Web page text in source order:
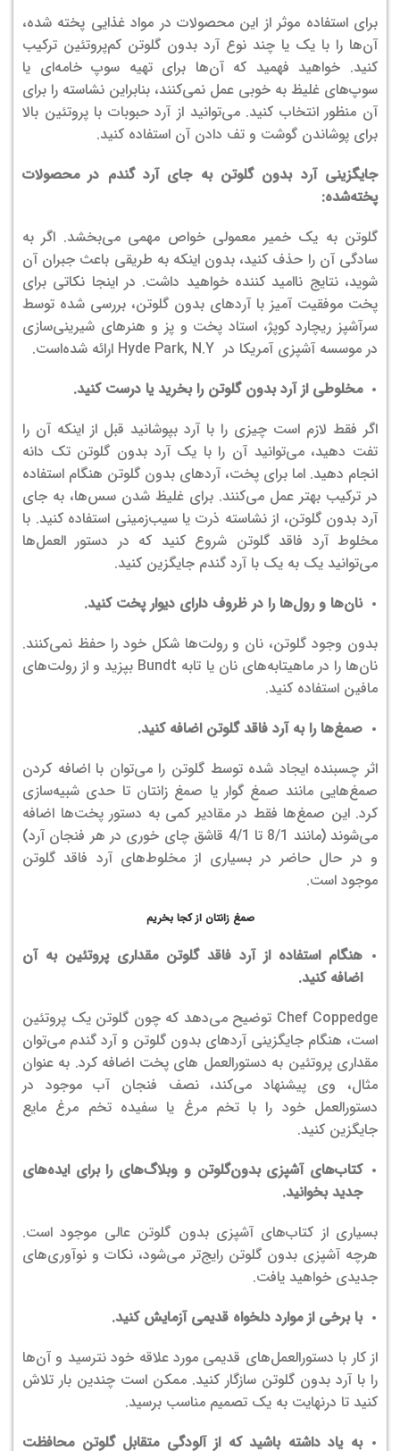
برای استفاده موثر از این محصولات در مواد غذایی پخته شده،
آن‌ها را با یک یا چند نوع آرد بدون گلوتن کم‌پروتئین ترکیب
کنید. خواهید فهمید که آن‌ها برای تهیه سوپ خامه‌ای یا
سوپ‌های غلیظ به خوبی عمل نمی‌کنند، بنابراین نشاسته را برای
آن منظور انتخاب کنید. می‌توانید از آرد حبوبات با پروتئین بالا
برای پوشاندن گوشت و تف دادن آن استفاده کنید.
جایگزینی آرد بدون گلوتن به جای آرد گندم در محصولات
پخته‌شده:
گلوتن به یک خمیر معمولی خواص مهمی می‌بخشد. اگر به
سادگی آن را حذف کنید، بدون اینکه به طریقی باعث جبران آن
شوید، نتایج ناامید کننده خواهید داشت. در اینجا نکاتی برای
پخت موفقیت آمیز با آردهای بدون گلوتن، بررسی شده توسط
سرآشپز ریچارد کوپژ، استاد پخت و پز و هنرهای شیرینی‌سازی
در موسسه آشپزی آمریکا در Hyde Park, N.Y ارائه شده‌است.
مخلوطی از آرد بدون گلوتن را بخرید یا درست کنید.
اگر فقط لازم است چیزی را با آرد بپوشانید قبل از اینکه آن را
تفت دهید، می‌توانید آن را با یک آرد بدون گلوتن تک دانه
انجام دهید. اما برای پخت، آردهای بدون گلوتن هنگام استفاده
در ترکیب بهتر عمل می‌کنند. برای غلیظ شدن سس‌ها، به جای
آرد بدون گلوتن، از نشاسته ذرت یا سیب‌زمینی استفاده کنید. با
مخلوط آرد فاقد گلوتن شروع کنید که در دستور العمل‌ها
می‌توانید یک به یک با آرد گندم جایگزین کنید.
نان‌ها و رول‌ها را در ظروف دارای دیوار پخت کنید.
بدون وجود گلوتن، نان و رولت‌ها شکل خود را حفظ نمی‌کنند.
نان‌ها را در ماهیتابه‌های نان یا تابه Bundt بپزید و از رولت‌های
مافین استفاده کنید.
صمغ‌ها را به آرد فاقد گلوتن اضافه کنید.
اثر چسبنده ایجاد شده توسط گلوتن را می‌توان با اضافه کردن
صمغ‌هایی مانند صمغ گوار یا صمغ زانتان تا حدی شبیه‌سازی
کرد. این صمغ‌ها فقط در مقادیر کمی به دستور پخت‌ها اضافه
می‌شوند (مانند 8/1 تا 4/1 قاشق چای خوری در هر فنجان آرد)
و در حال حاضر در بسیاری از مخلوط‌های آرد فاقد گلوتن
موجود است.
صمغ زانتان از کجا بخریم
هنگام استفاده از آرد فاقد گلوتن مقداری پروتئین به آن
اضافه کنید.
Chef Coppedge توضیح می‌دهد که چون گلوتن یک پروتئین
است، هنگام جایگزینی آردهای بدون گلوتن و آرد گندم می‌توان
مقداری پروتئین به دستور‌العمل های پخت اضافه کرد. به عنوان
مثال، وی پیشنهاد می‌کند، نصف فنجان آب موجود در
دستور‌العمل خود را با تخم مرغ یا سفیده تخم مرغ مایع
جایگزین کنید.
کتاب‌های آشپزی بدون‌گلوتن و وبلاگ‌های را برای ایده‌های
جدید بخوانید.
بسیاری از کتاب‌های آشپزی بدون گلوتن عالی موجود است.
هرچه آشپزی بدون گلوتن رایج‌تر می‌شود، نکات و نوآوری‌های
جدیدی خواهید یافت.
با برخی از موارد دلخواه قدیمی آزمایش کنید.
از کار با دستور‌العمل‌های قدیمی مورد علاقه خود نترسید و آن‌ها
را با آرد بدون گلوتن سازگار کنید. ممکن است چندین بار تلاش
کنید تا درنهایت به یک تصمیم مناسب برسید.
به یاد داشته باشید که از آلودگی متقابل گلوتن محافظت